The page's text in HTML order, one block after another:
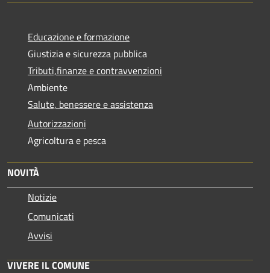
Educazione e formazione
Giustizia e sicurezza pubblica
Tributi,finanze e contravvenzioni
Ambiente
Salute, benessere e assistenza
Autorizzazioni
Agricoltura e pesca
NOVITÀ
Notizie
Comunicati
Avvisi
VIVERE IL COMUNE